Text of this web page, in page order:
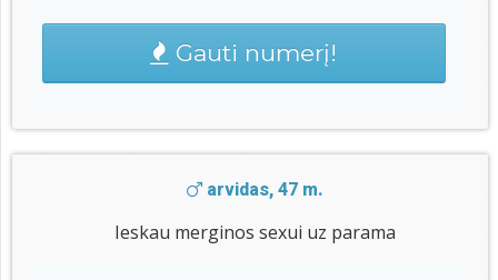
Gauti numerį!
arvidas, 47 m.
Ieskau merginos sexui uz parama